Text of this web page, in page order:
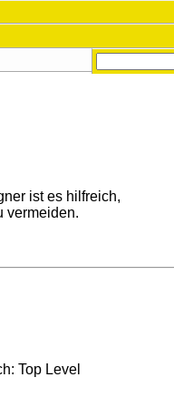
ist es hilfreich,
vermeiden.
Top Level